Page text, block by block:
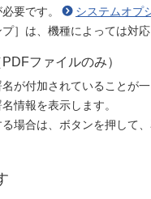
要です。
システムオプ
］は、機種によっては対応
ファイルのみ）
が付加されていることが一
情報を表示します。
場合は、ボタンを押して